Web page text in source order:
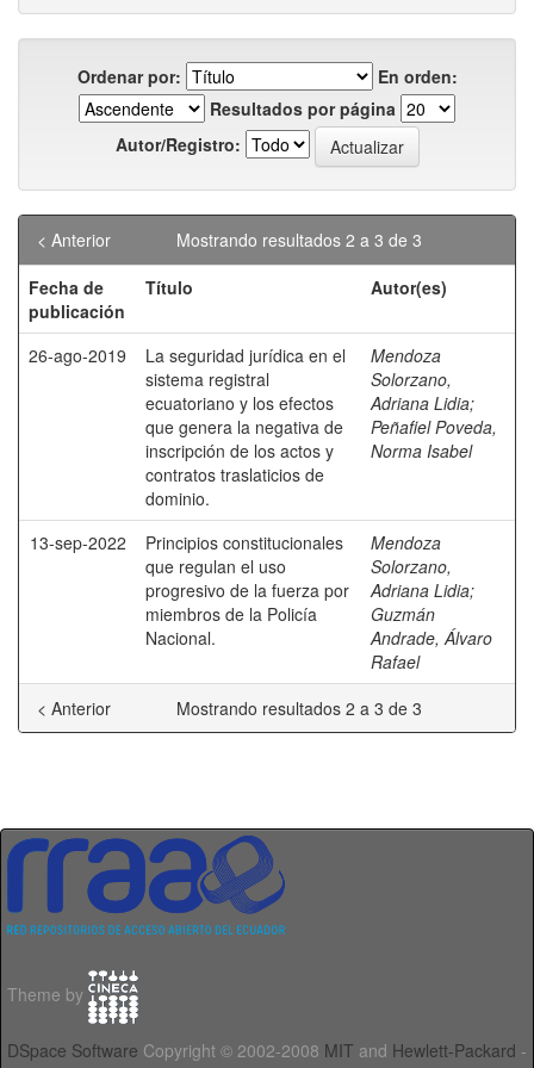
Ordenar por:
En orden:
Resultados por página
Autor/Registro:
Mostrando resultados 2 a 3 de 3
< Anterior
Fecha de
publicación
Título Autor(es)
26-ago-2019
La seguridad jurídica en el
sistema registral
ecuatoriano y los efectos
que genera la negativa de
inscripción de los actos y
contratos traslaticios de
dominio.
Mendoza
Solorzano,
Adriana Lidia;
Peñafiel Poveda,
Norma Isabel
13-sep-2022
Principios constitucionales
que regulan el uso
progresivo de la fuerza por
miembros de la Policía
Nacional.
Mendoza
Solorzano,
Adriana Lidia;
Guzmán
Andrade, Álvaro
Rafael
Mostrando resultados 2 a 3 de 3
< Anterior
Theme by
DSpace Software Copyright © 2002-2008 MIT and Hewlett-Packard -